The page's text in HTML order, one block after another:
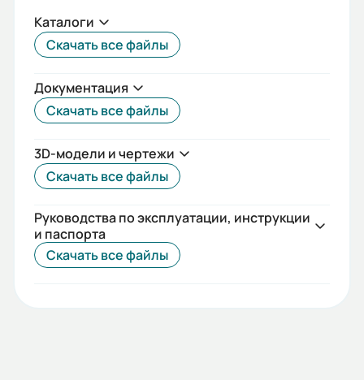
1,8
Длина сердечника статора:
L
Скольжение, ном. (%):
Момент инерции (кгс*м2 ):
14,5
Наличие вентилятора охлаждения:
Да
Каталоги
Скачать все файлы
Документация
Скачать все файлы
3D-модели и чертежи
Скачать все файлы
Руководства по эксплуатации, инструкции
и паспорта
Скачать все файлы